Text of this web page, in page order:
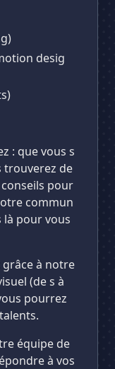
desig
: que vous s
trouverez de
pour
commun
pour vous
à notre
(de s à
pourrez
équipe de
à vos